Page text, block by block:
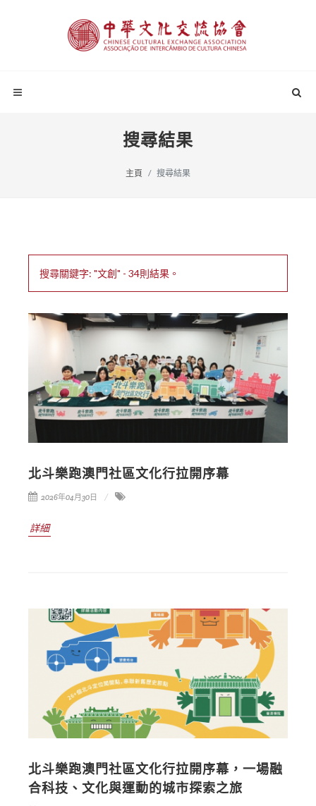
搜尋結果
主頁 搜尋結果
搜尋關鍵字: "文創" - 34則結果。
北斗樂跑澳門社區文化行拉開序幕
2026年04月30日
詳細
北斗樂跑澳門社區文化行拉開序幕，一場融
合科技、文化與運動的城市探索之旅